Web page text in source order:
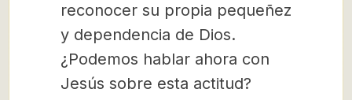
reconocer su propia pequeñez
y dependencia de Dios.
¿Podemos hablar ahora con
Jesús sobre esta actitud?